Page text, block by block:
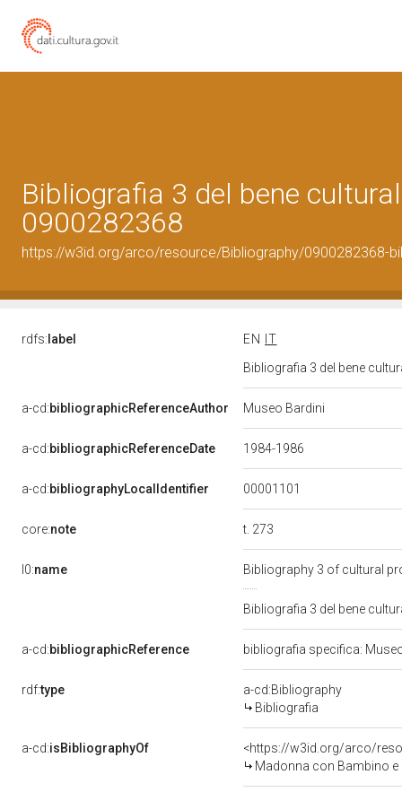
Bibliografia 3 del bene
0900282368
https://w3id.org/arco/resource/Bibliography/0900282368-
rdfs: label EN
IT
Bibliografia 3 del bene
a-cd:bibliographicReferenceAuthor Museo Bardini
a-cd:bibliographicReferenceDate 1984-1986
a-cd:bibliographyLocalIdentifier 00001101
core:note t. 273
l0:name Bibliography 3 of cultural
Bibliografia 3 del bene
a-cd:bibliographicReference bibliografia specifica:
rdf:type
a-cd:Bibliography
Bibliografia
a-cd:isBibliographyOf
<https://w3id.org/arco/
Madonna con Bambino e